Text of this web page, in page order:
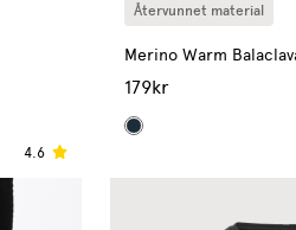
4.6
Återvunnet material
Merino Warm
179kr